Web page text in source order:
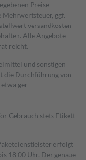
Preise
Mehrwertsteuer, ggf.
versand­kosten­
Alle Angebote
reicht.
und sonstigen
die Durchführung von
Gebrauch stets Etikett
erfolgt
18:00 Uhr. Der genaue